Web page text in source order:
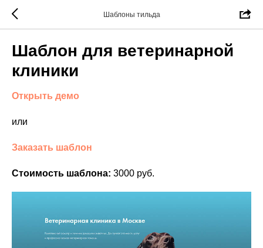
Шаблоны тильда
Шаблон для ветеринарной
клиники
Открыть демо
или
Заказать шаблон
Стоимость шаблона: 3000 руб.